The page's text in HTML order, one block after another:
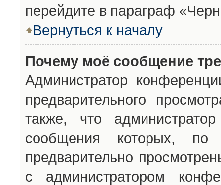
перейдите в параграф
Вернуться к началу
Почему моё сообщение
Администратор
предварительного
также, что
сообщения которых,
предварительно
с администратором